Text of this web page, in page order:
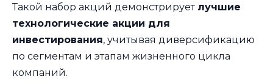
Такой набор акций демонстрирует лучшие
технологические акции для
инвестирования, учитывая диверсификацию
по сегментам и этапам жизненного цикла
компаний.